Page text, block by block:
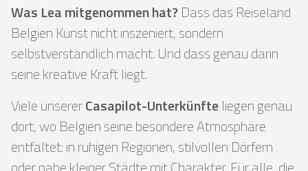
Was Lea mitgenommen hat?Dass das Reiseland
Belgien Kunst nicht inszeniert, sondern
selbstverständlich macht. Und dass genau darin
seine kreative Kraft liegt.
Viele unsererCasapilot-Unterkünfteliegen genau
dort, wo Belgien seine besondere Atmosphäre
entfaltet: in ruhigen Regionen, stilvollen Dörfern